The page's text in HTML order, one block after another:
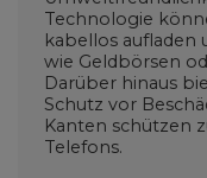
Technologie
kabellos aufladen
wie Geldbörsen
Darüber hinaus
Schutz vor
Kanten schützen
Telefons.